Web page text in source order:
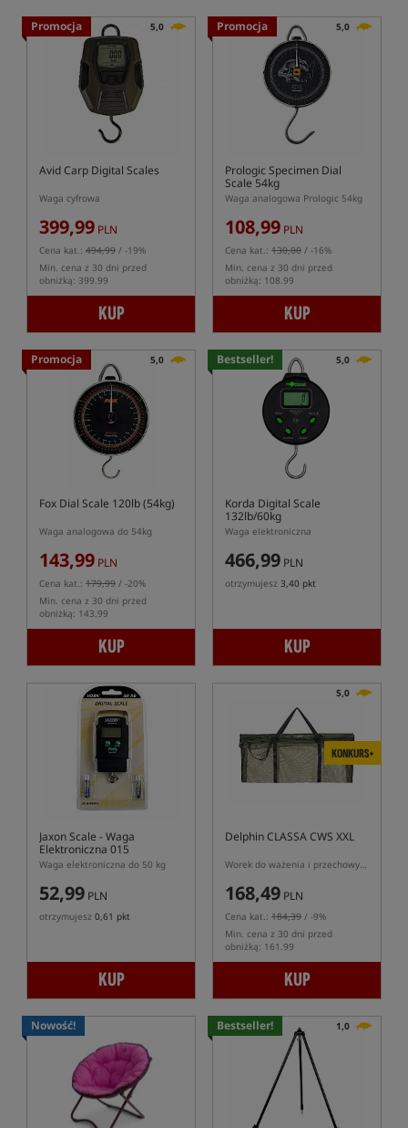
Promocja 5,0
Avid Carp Digital Scales
Waga cyfrowa
399,99 PLN
Cena kat.: 494,99 / -19%
Min. cena z 30 dni przed
obniżką: 399.99
KUP
Promocja 5,0
Prologic Specimen Dial
Scale 54kg
Waga analogowa Prologic 54kg
108,99 PLN
Cena kat.: 130,00 / -16%
Min. cena z 30 dni przed
obniżką: 108.99
KUP
Promocja 5,0
Fox Dial Scale 120lb (54kg)
Waga analogowa do 54kg
143,99 PLN
Cena kat.: 179,99 / -20%
Min. cena z 30 dni przed
obniżką: 143.99
KUP
Bestseller! 5,0
Korda Digital Scale
132lb/60kg
Waga elektroniczna
466,99 PLN
otrzymujesz 3,40 pkt
KUP
Jaxon Scale - Waga
Elektroniczna 015
Waga elektroniczna do 50 kg
52,99 PLN
otrzymujesz 0,61 pkt
KUP
5,0
KONKURS+
Delphin CLASSA CWS XXL
Worek do ważenia i przechowywania ryb
168,49 PLN
Cena kat.: 184,39 / -9%
Min. cena z 30 dni przed
obniżką: 161.99
KUP
Nowość! Bestseller! 1,0